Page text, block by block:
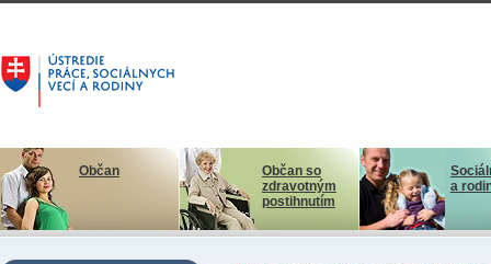
Občan
Občan so
zdravotným
postihnutím
a